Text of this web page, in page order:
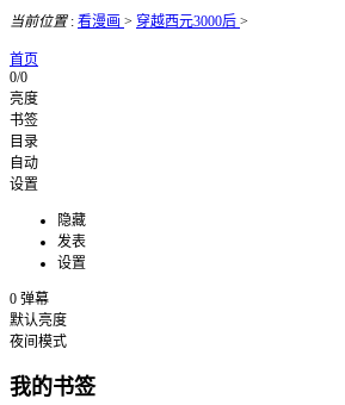
当前位置: 看漫画 > 穿越西元3000后 >
首页
0/0
亮度
书签
目录
自动
设置
隐藏
发表
设置
0 弹幕
默认亮度
夜间模式
我的书签